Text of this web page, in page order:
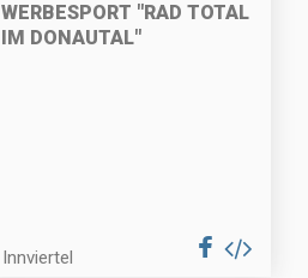
WERBESPORT "RAD TOTAL
IM DONAUTAL"
Innviertel